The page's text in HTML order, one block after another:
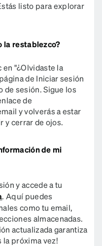
listo para explorar
la restablezco?
en "¿Olvidaste la
de Iniciar sesión
de sesión. Sigue los
de
y volverás a estar
y cerrar de ojos.​​​​​​​​​
de mi
y accede a tu
. Aquí puedes
como tu email,
almacenadas.
actualizada garantiza
la próxima vez!